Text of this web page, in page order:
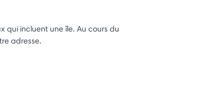
qui incluent une île. Au cours du
adresse.